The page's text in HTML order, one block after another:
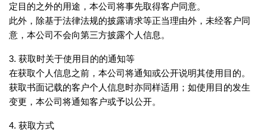
定目的之外的用途，本公司将事先取得客户同意。
此外，除基于法律法规的披露请求等正当理由外，未经客户同
意，本公司不会向第三方披露个人信息。
3. 获取时关于使用目的的通知等
在获取个人信息之前，本公司将通知或公开说明其使用目的。
获取书面记载的客户个人信息时亦同样适用；如使用目的发生
变更，本公司将通知客户或予以公开。
4. 获取方式